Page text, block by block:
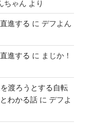
ちゃん より
進する に デフよん
進する に まじか！
渡ろうとする自転
わかる話 に デフよ